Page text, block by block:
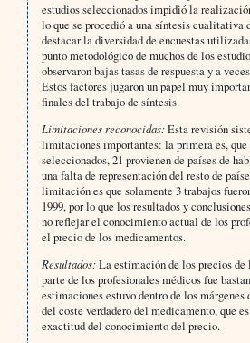
estudios seleccionados impidió la
lo que se procedió a una síntesis cualitativa
destacar la diversidad de encuestas
punto metodológico de muchos de los
observaron bajas tasas de respuesta y a
Estos factores jugaron un papel muy
finales del trabajo de síntesis.
Limitaciones reconocidas:Esta revisión
limitaciones importantes: la primera es, que
seleccionados, 21 provienen de países de
una falta de representación del resto de
limitación es que solamente 3 trabajos
1999, por lo que los resultados y
no reflejar el conocimiento actual de los
el precio de los medicamentos.
Resultados:La estimación de los precios de
parte de los profesionales médicos fue
estimaciones estuvo dentro de los márgenes
del coste verdadero del medicamento, que
exactitud del conocimiento del precio.